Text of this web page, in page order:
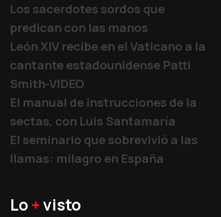
Los sacerdotes sordos que
predican con las manos
León XIV recibe en el Vaticano a la
cantante estadounidense Patti
Smith-VIDEO
El manual de instrucciones de la
sectas, con Luis Santamaría
El seminario que sobrevivió a las
llamas: milagro en España
Lo +visto